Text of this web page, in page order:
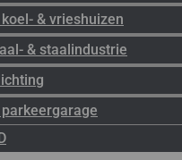
& vrieshuizen
& staalindustrie